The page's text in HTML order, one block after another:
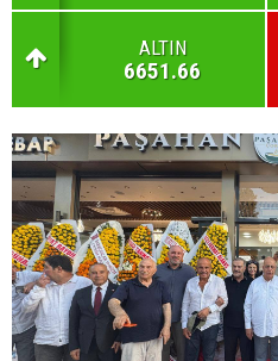
ALTIN
6651.66